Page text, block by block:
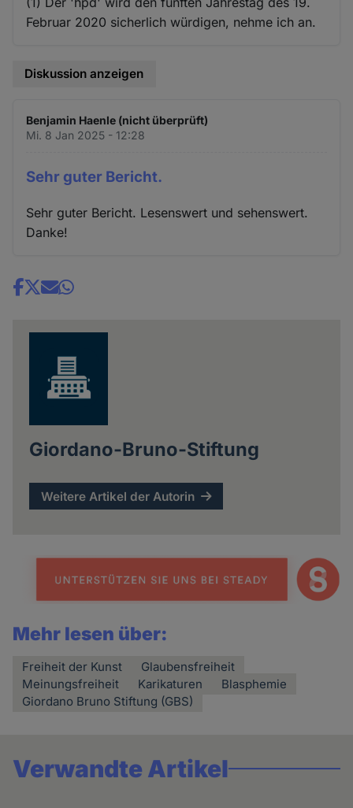
Februar 2020 sicherlich würdigen, nehme ich an.
Diskussion anzeigen
Benjamin Haenle (nicht überprüft)
Mi. 8 Jan 2025 - 12:28
Sehr guter Bericht.
Sehr guter Bericht. Lesenswert und sehenswert.
Danke!
Share
Giordano-Bruno-Stiftung
Weitere Artikel der Autorin
Mehr lesen über:
Freiheit der Kunst
Glaubensfreiheit
Meinungsfreiheit
Karikaturen
Blasphemie
Giordano Bruno Stiftung (GBS)
Verwandte Artikel